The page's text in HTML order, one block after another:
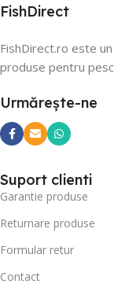
FishDirect
FishDirect.ro este
produse pentru
Urmărește-ne
Suport clienti
Garantie produse
Returnare produse
Formular retur
Contact